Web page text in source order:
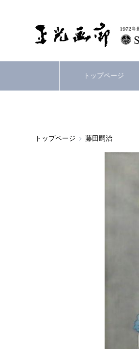
トップページ
トップページ 藤田嗣治